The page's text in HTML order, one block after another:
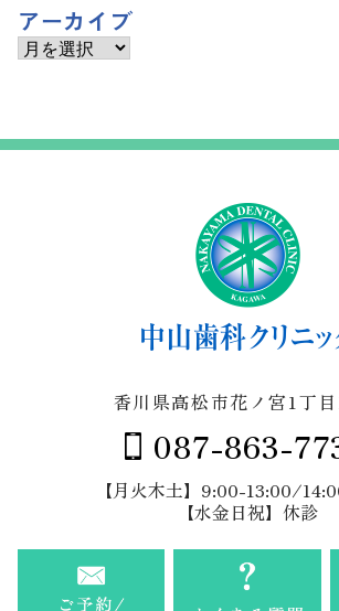
アーカイブ
ア
ー
香川県高松市花ノ宮1丁
087-863-
【月火木土】9:00-13:00/
【水金日祝】休診